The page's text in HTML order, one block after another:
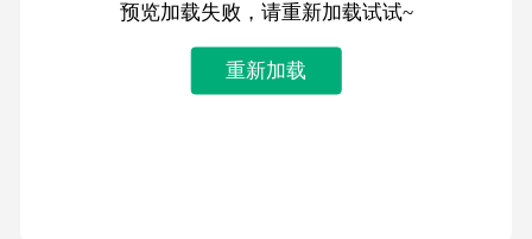
预览加载失败，请重新加载试试~
重新加载